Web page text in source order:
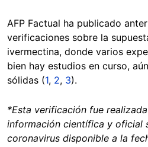
AFP Factual ha publicado
verificaciones sobre la
ivermectina, donde varios
bien hay estudios en curso,
sólidas (1, 2, 3).
*Esta verificación fue
información científica y oficial
coronavirus disponible a la